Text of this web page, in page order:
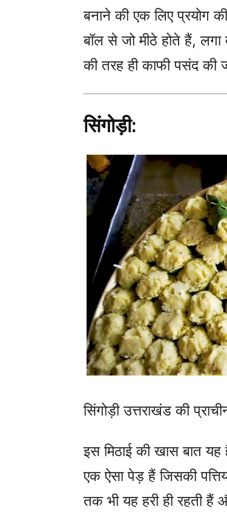
बनाने की एक लिए प्रयोग
बॉल से जो मीठे होते हैं, लगा
की तरह ही काफी पसंद की
सिंगोड़ी:
सिंगोड़ीउत्तराखंड की
इस मिठाई की खास बात
एक ऐसा पेड़ हैं जिसकी
तक भी यह हरी ही रहती हैं